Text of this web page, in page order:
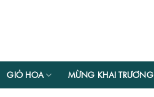
GIỎ HOA MỪNG KHAI TRƯƠNG